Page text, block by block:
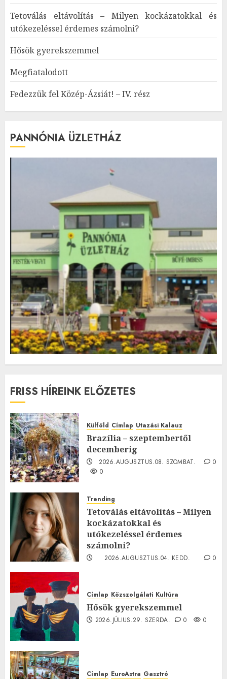
Tetoválás eltávolítás – Milyen kockázatokkal és
utókezeléssel érdemes számolni?
Hősök gyerekszemmel
Megfiatalodott
Fedezzük fel Közép-Ázsiát! – IV. rész
PANNÓNIA ÜZLETHÁZ
FRISS HÍREINK ELŐZETES
Külföld Címlap Utazási Kalauz
Brazília – szeptembertől
decemberig
2026.AUGUSZTUS.08. SZOMBAT.
0
0
Trending
Tetoválás eltávolítás – Milyen
kockázatokkal és
utókezeléssel érdemes
számolni?
2026.AUGUSZTUS.04. KEDD.
0
Címlap Közszolgálati Kultúra
Hősök gyerekszemmel
2026.JÚLIUS.29. SZERDA. 0 0
Címlap EuroAstra Gasztró